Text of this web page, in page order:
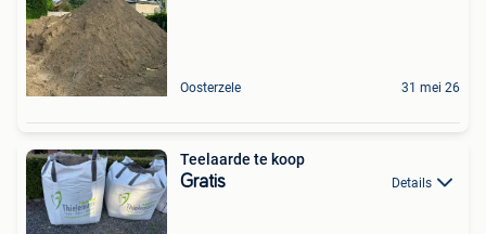
Oosterzele 31 mei 26
Teelaarde te koop
Gratis Details